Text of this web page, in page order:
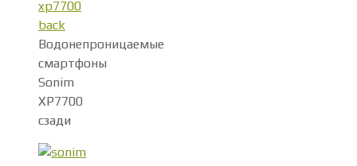
Водонепроницаемые
смартфоны
Sonim
XP7700
сзади